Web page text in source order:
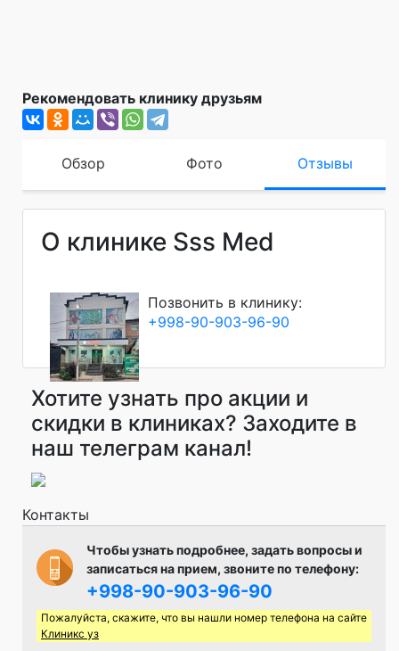
Рекомендовать клинику друзьям
Обзор Фото Отзывы
О клинике Sss Med
Позвонить в клинику:
+998-90-903-96-90
Хотите узнать про акции и
скидки в клиниках? Заходите в
наш телеграм канал!
Контакты
Чтобы узнать подробнее, задать вопросы и
записаться на прием, звоните по телефону:
+998-90-903-96-90
Пожалуйста, скажите, что вы нашли номер телефона на сайте
Клиникс уз